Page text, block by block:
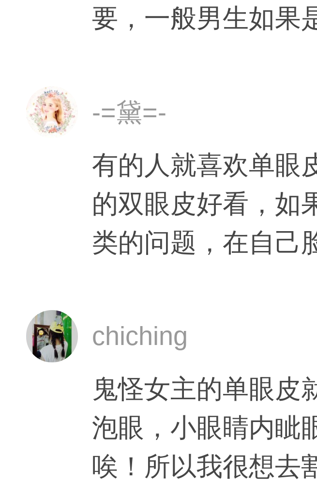
要，一般男生如果
小子真帅》里的大
他的就是说单眼皮
见过很多帅哥都是
看 我是女生，以前眼睛也不是很双，现在双
了好多，觉得会水
眼线浅，可以想想
-=黛=-
有的人就喜欢单眼
的双眼皮好看，如
类的问题，在自己
皮……好看的单眼
chiching
鬼怪女主的单眼皮
泡眼，小眼睛内眦
唉！所以我很想去